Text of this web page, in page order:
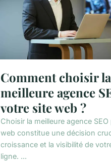
Comment choisir la
meilleure agence
votre site web ?
Choisir la meilleure agence
web constitue une décision
croissance et la visibilité de
ligne. ...